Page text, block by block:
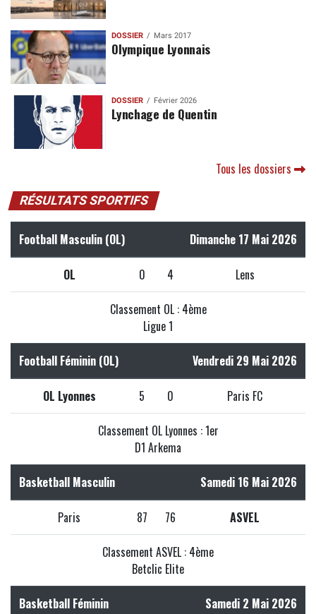
DOSSIER Mars 2017
Olympique Lyonnais
DOSSIER Février 2026
Lynchage de Quentin
Tous les dossiers
RÉSULTATS SPORTIFS
Football Masculin (OL) Dimanche 17 Mai 2026
OL 0 4 Lens
Classement OL : 4ème
Ligue 1
Football Féminin (OL) Vendredi 29 Mai 2026
OL Lyonnes 5 0 Paris FC
Classement OL Lyonnes : 1er
D1 Arkema
Basketball Masculin Samedi 16 Mai 2026
Paris 87 76 ASVEL
Classement ASVEL : 4ème
Betclic Elite
Basketball Féminin Samedi 2 Mai 2026